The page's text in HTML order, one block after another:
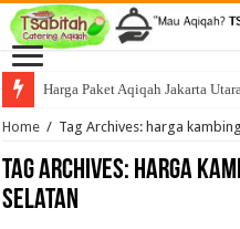
Harga Paket Aqiqah Jakarta
Home / Tag Archives: harga
Tag Archives: harga
selatan